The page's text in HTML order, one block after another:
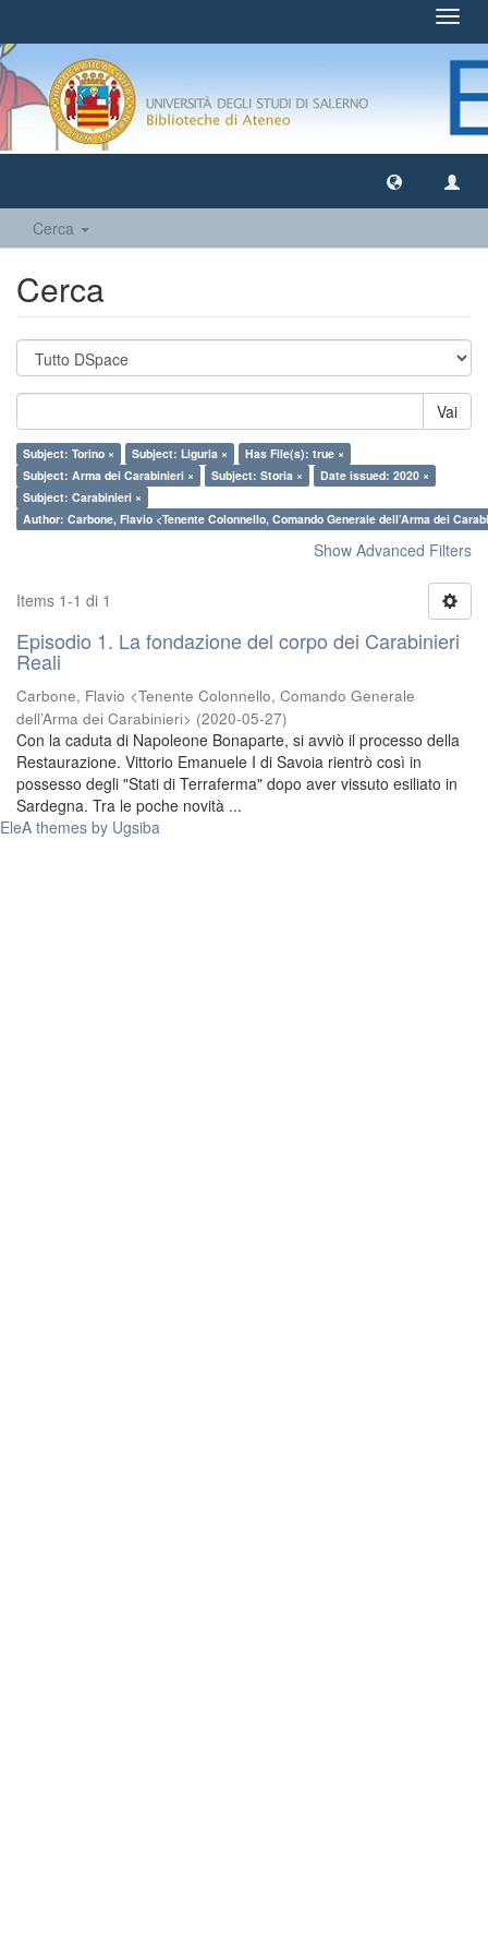
Cerca
Cerca
Vai
Subject: Torino × Subject: Liguria ×
Has File(s): true ×
Subject: Arma dei Carabinieri ×
Subject: Storia ×
Date issued: 2020 ×
Subject: Carabinieri ×
Author: Carbone, Flavio <Tenente Colonnello, Comando Generale dell’Arma dei
Show Advanced Filters
Items 1-1 di 1
Episodio 1. La fondazione del corpo dei Carabinieri
Reali
Carbone, Flavio <Tenente Colonnello, Comando Generale
dell’Arma dei Carabinieri> (2020-05-27)
Con la caduta di Napoleone Bonaparte, si avviò il processo della
Restaurazione. Vittorio Emanuele I di Savoia rientrò così in
possesso degli "Stati di Terraferma" dopo aver vissuto esiliato in
Sardegna. Tra le poche novità ...
EleA themes by Ugsiba